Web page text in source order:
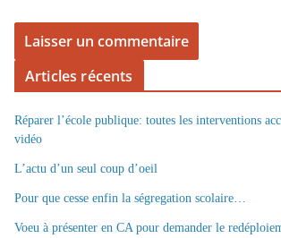
Articles récents
Réparer l’école publique: toutes les interventions
vidéo
L’actu d’un seul coup d’oeil
Pour que cesse enfin la ségregation scolaire…
Voeu à présenter en CA pour demander le